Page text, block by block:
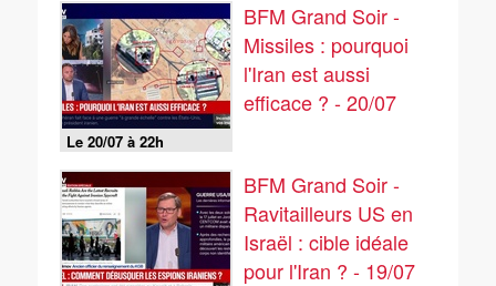
Le 20/07 à 22h
BFM Grand Soir -
Missiles : pourquoi
l'Iran est aussi
efficace ? - 20/07
BFM Grand Soir -
Ravitailleurs US en
Israël : cible idéale
pour l'Iran ? - 19/07